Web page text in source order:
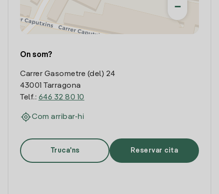
−
On som?
Carrer Gasometre (del) 24
43001 Tarragona
Telf.: 646 32 80 10
Com arribar-hi
Truca'ns Reservar cita